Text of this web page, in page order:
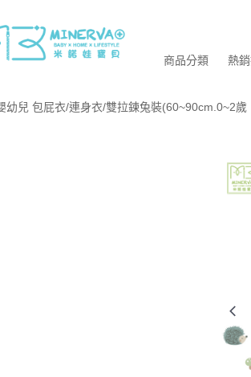
商品分類 熱
幼兒 包屁衣/連身衣/雙拉鍊兔裝(60~90cm.0~2歲